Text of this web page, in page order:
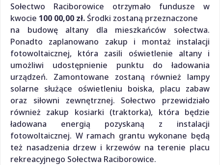
Sołectwo Raciborowice otrzymało fundusze w
kwocie 100 00,00 zł.Środki zostaną przeznaczone
na budowę altany dla mieszkańców sołectwa.
Ponadto zaplanowano zakup i montaż instalacji
fotowoltaicznej, która zasili oświetlenie altany i
umożliwi udostępnienie punktu do ładowania
urządzeń. Zamontowane zostaną również lampy
solarne służące oświetleniu boiska, placu zabaw
oraz siłowni zewnętrznej. Sołectwo przewidziało
również zakup kosiarki (traktorka), która będzie
ładowana energią pozyskaną z instalacji
fotowoltaicznej. W ramach grantu wykonane będą
też nasadzenia drzew i krzewów na terenie placu
rekreacyjnego Sołectwa Raciborowice.